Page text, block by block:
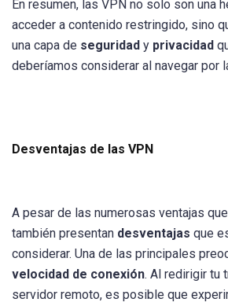
En resumen, las VPN no solo son una
acceder a contenido restringido, sino
una capa de seguridad y privacidad
deberíamos considerar al navegar por
Desventajas de las VPN
A pesar de las numerosas ventajas
también presentan desventajas que
considerar. Una de las principales
velocidad de conexión. Al redirigir tu
servidor remoto, es posible que